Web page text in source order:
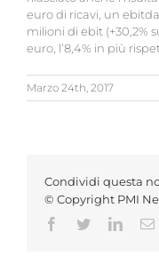
euro di ricavi, un ebitda
milioni di ebit (+30,2%
euro, l’8,4% in più
Marzo 24th, 2017
Condividi questa
© Copyright PMI
Facebook
Twitter